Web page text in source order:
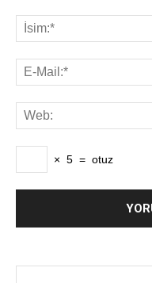
× 5 = otuz